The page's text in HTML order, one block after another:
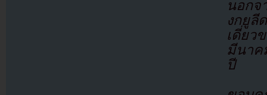
นอกจ
งกยูลี
เดี่ยว
มีนาค
ปี